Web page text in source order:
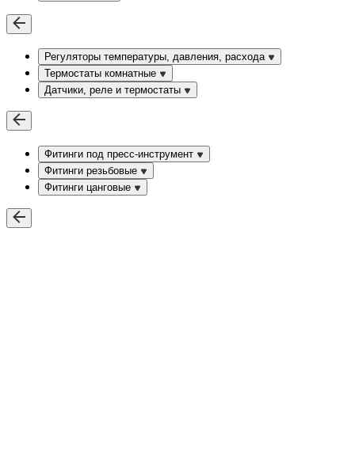
Регуляторы температуры, давления, расхода
Термостаты комнатные
Датчики, реле и термостаты
Фитинги под пресс-инструмент
Фитинги резьбовые
Фитинги цанговые